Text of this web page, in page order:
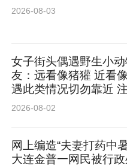
2026-08-03
女子街头偶遇野生小动
友：远看像猪獾 近看
遇此类情况切勿靠近
全
2026-08-02
网上编造“夫妻打药中
大连金普一网民被行